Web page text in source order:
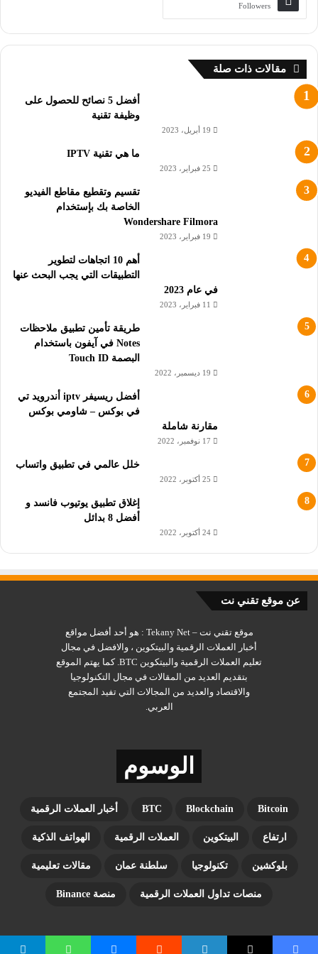
Followers
مقالات ذات صلة
أفضل 5 نصائح للحصول على
وظيفة تقنية
19 أبريل، 2023
ما هي تقنية IPTV
25 فبراير، 2023
تقسيم وتقطيع مقاطع الفيديو
الخاصة بك بإستخدام
Wondershare Filmora
19 فبراير، 2023
أهم 10 اتجاهات لتطوير
التطبيقات التي يجب البحث عنها
في عام 2023
11 فبراير، 2023
طريقة تأمين تطبيق ملاحظات
Notes في آيفون باستخدام
البصمة Touch ID
19 ديسمبر، 2022
أفضل ريسيفر iptv أندرويد تي
في بوكس – شاومي بوكس
مقارنة شاملة
17 نوفمبر، 2022
خلل عالمي في تطبيق واتساب
25 أكتوبر، 2022
إغلاق تطبيق يوتيوب فانسد و
أفضل 8 بدائل
24 أكتوبر، 2022
عن موقع تقني نت
موقع تقني نت – Tekany Net : هو أحد أفضل مواقع
أخبار العملات الرقمية والبيتكوين ، والافضل في مجال
تعليم العملات الرقمية والبيتكوين BTC. كما يهتم الموقع
بتقديم العديد من المقالات في مجال التكنولوجيا
والاقتصاد والعديد من المجالات التي تفيد المجتمع
العربي.
الوسوم
Bitcoin
Blockchain
BTC أخبار العملات الرقمية
ارتفاع البيتكوين العملات الرقمية الهواتف الذكية
بلوكشين تكنولوجيا سلطنة عمان مقالات تعليمية
منصات تداول العملات الرقمية منصة Binance